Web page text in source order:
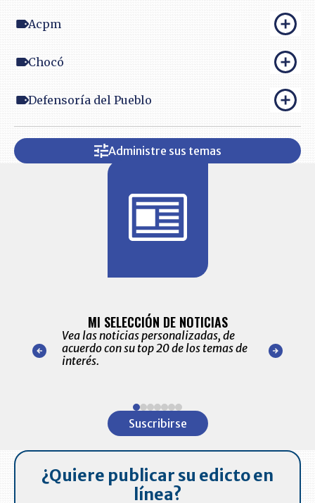
Acpm
Chocó
Defensoría del Pueblo
Administre sus temas
nuestro
para
MI SELECCIÓN DE NOTICIAS
Vea las noticias personalizadas, de
acuerdo con su top 20 de los temas de
interés.
de las
Suscribirse
¿Quiere publicar su edicto en
línea?